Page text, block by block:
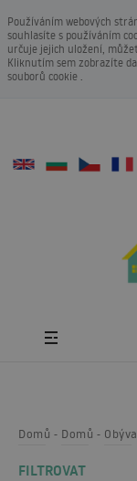
Používáním webových
souhlasíte s používáním
určuje jejich uložení,
Kliknutím sem zobrazíte
souborů cookie .
Domů Domů
FILTROVAT